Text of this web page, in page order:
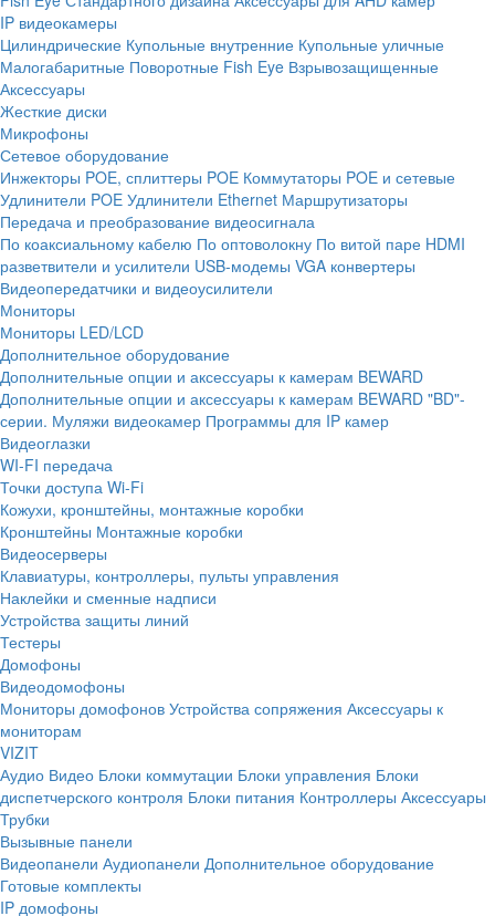
IP видеокамеры
Цилиндрические Купольные внутренние Купольные уличные
Малогабаритные Поворотные Fish Eye Взрывозащищенные
Аксессуары
Жесткие диски
Микрофоны
Сетевое оборудование
Инжекторы POE, сплиттеры POE Коммутаторы POE и сетевые
Удлинители POE Удлинители Ethernet Маршрутизаторы
Передача и преобразование видеосигнала
По коаксиальному кабелю По оптоволокну По витой паре HDMI
разветвители и усилители USB-модемы VGA конвертеры
Видеопередатчики и видеоусилители
Мониторы
Мониторы LED/LCD
Дополнительное оборудование
Дополнительные опции и аксессуары к камерам BEWARD
Дополнительные опции и аксессуары к камерам BEWARD "BD"-
серии. Муляжи видеокамер Программы для IP камер
Видеоглазки
WI-FI передача
Точки доступа Wi-Fi
Кожухи, кронштейны, монтажные коробки
Кронштейны Монтажные коробки
Видеосерверы
Клавиатуры, контроллеры, пульты управления
Наклейки и сменные надписи
Устройства защиты линий
Тестеры
Домофоны
Видеодомофоны
Мониторы домофонов Устройства сопряжения Аксессуары к
мониторам
VIZIT
Аудио Видео Блоки коммутации Блоки управления Блоки
диспетчерского контроля Блоки питания Контроллеры Аксессуары
Трубки
Вызывные панели
Видеопанели Аудиопанели Дополнительное оборудование
Готовые комплекты
IP домофоны